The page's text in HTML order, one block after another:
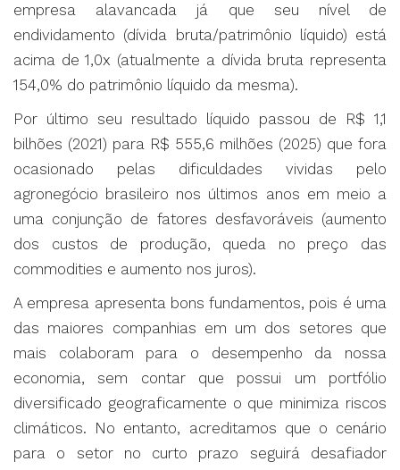
empresa alavancada já que seu nível de
endividamento (dívida bruta/patrimônio líquido) está
acima de 1,0x (atualmente a dívida bruta representa
154,0% do patrimônio líquido da mesma).
Por último seu resultado líquido passou de R$ 1,1
bilhões (2021) para R$ 555,6 milhões (2025) que fora
ocasionado pelas dificuldades vividas pelo
agronegócio brasileiro nos últimos anos em meio a
uma conjunção de fatores desfavoráveis (aumento
dos custos de produção, queda no preço das
commodities e aumento nos juros).
A empresa apresenta bons fundamentos, pois é uma
das maiores companhias em um dos setores que
mais colaboram para o desempenho da nossa
economia, sem contar que possui um portfólio
diversificado geograficamente o que minimiza riscos
climáticos. No entanto, acreditamos que o cenário
para o setor no curto prazo seguirá desafiador